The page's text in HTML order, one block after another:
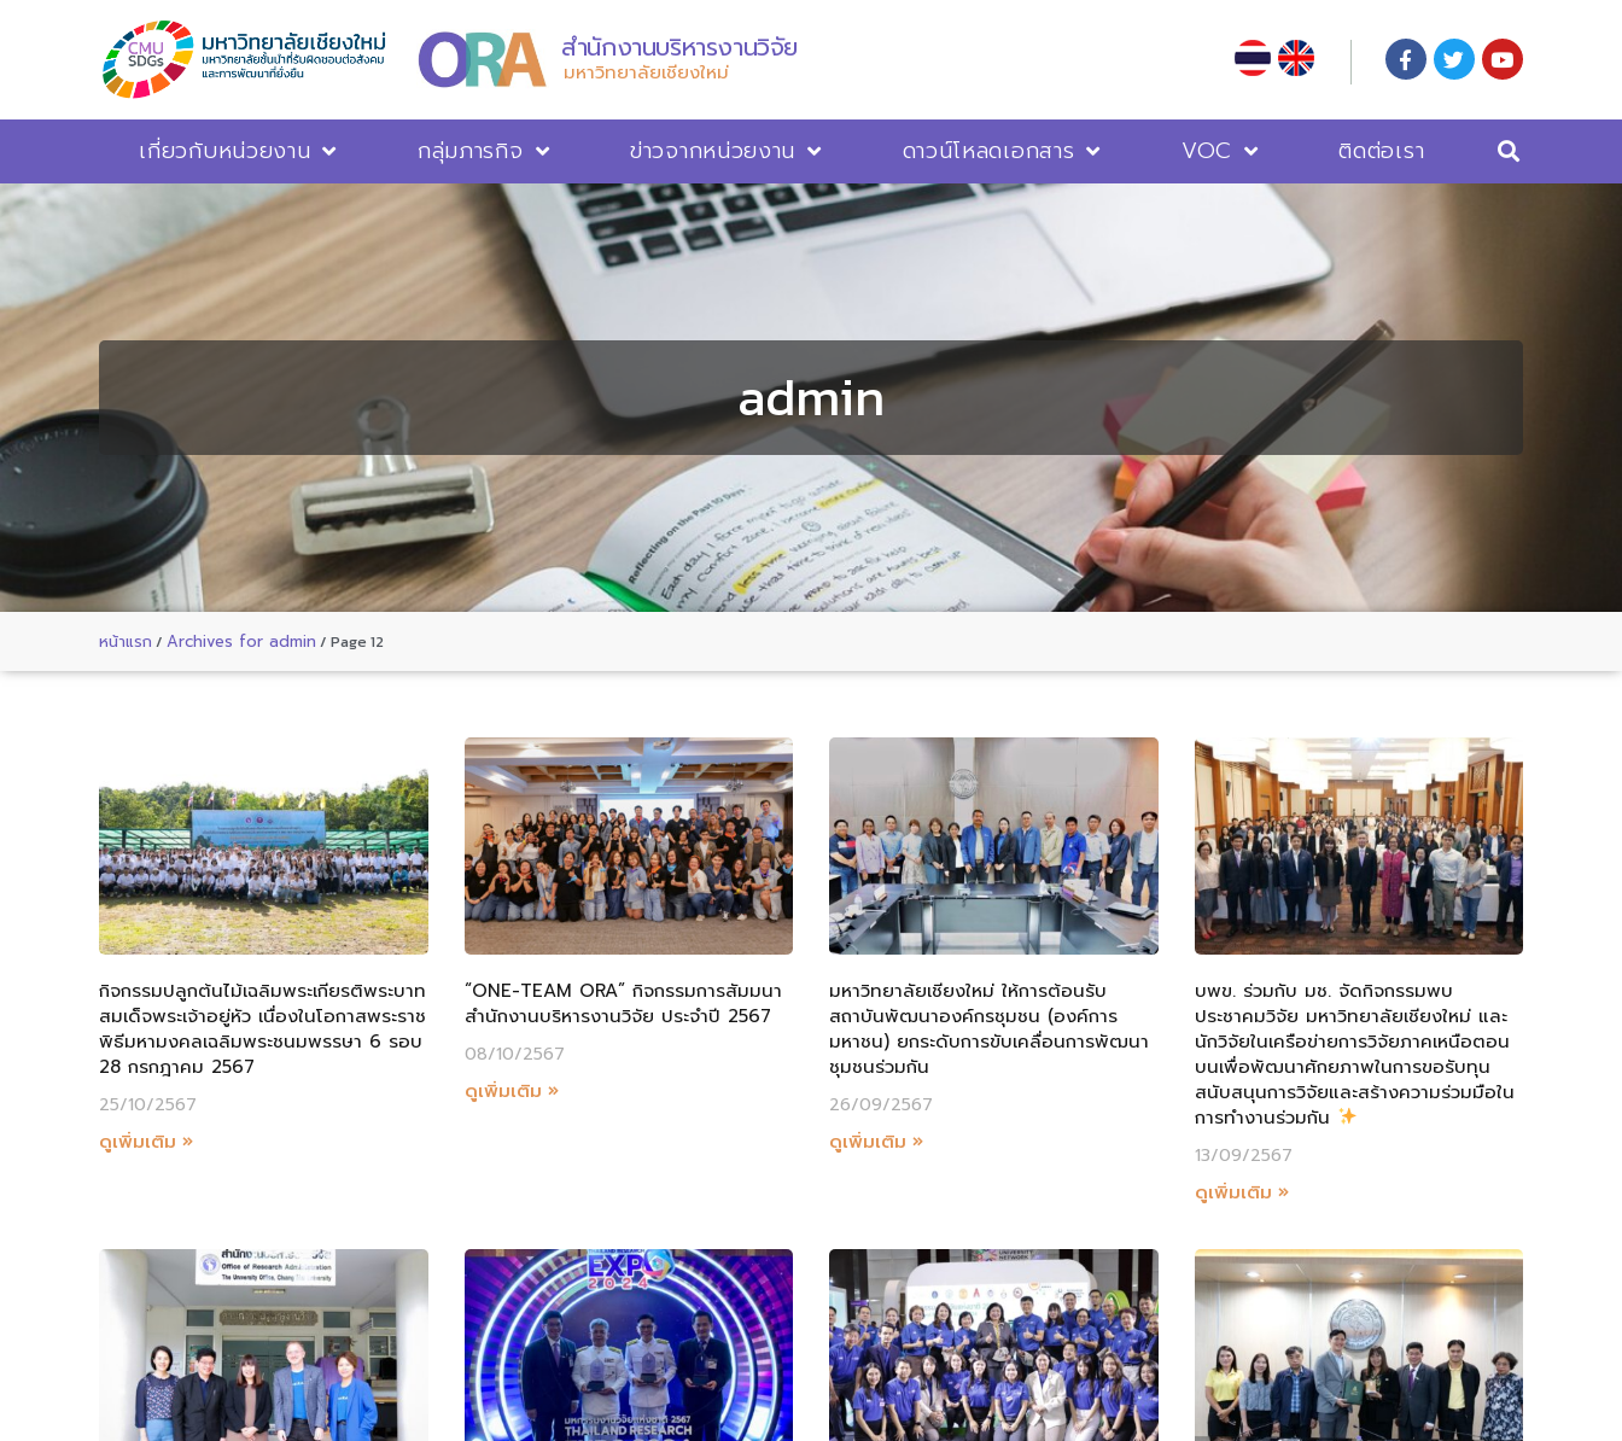
สำนักงานบริหารงานวิจัย
มหาวิทยาลัยเชียงใหม่
เกี่ยวกับหน่วยงาน กลุ่มภารกิจ ข่าวจากหน่วยงาน ดาวน์โหลดเอกสาร VOC ติดต่อเรา
admin
หน้าแรก / Archives for admin / Page 12
กิจกรรมปลูกต้นไม้เฉลิมพระเกียรติพระบาท
สมเด็จพระเจ้าอยู่หัว เนื่องในโอกาสพระราช
พิธีมหามงคลเฉลิมพระชนมพรรษา 6 รอบ
28 กรกฎาคม 2567
25/10/2567
ดูเพิ่มเติม »
“ONE-TEAM ORA” กิจกรรมการสัมมนา
สำนักงานบริหารงานวิจัย ประจำปี 2567
08/10/2567
ดูเพิ่มเติม »
มหาวิทยาลัยเชียงใหม่ ให้การต้อนรับ
สถาบันพัฒนาองค์กรชุมชน (องค์การ
มหาชน) ยกระดับการขับเคลื่อนการพัฒนา
ชุมชนร่วมกัน
26/09/2567
ดูเพิ่มเติม »
บพข. ร่วมกับ มช. จัดกิจกรรมพบ
ประชาคมวิจัย มหาวิทยาลัยเชียงใหม่ และ
นักวิจัยในเครือข่ายการวิจัยภาคเหนือตอน
บนเพื่อพัฒนาศักยภาพในการขอรับทุน
สนับสนุนการวิจัยและสร้างความร่วมมือใน
การทำงานร่วมกัน
13/09/2567
ดูเพิ่มเติม »